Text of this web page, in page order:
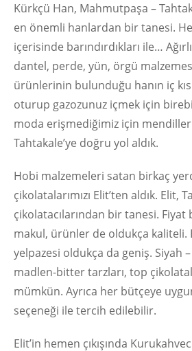
Kürkçü Han, Mahmutpaşa –
en önemli hanlardan bir tanesi.
içerisinde barındırdıkları ile…
dantel, perde, yün, örgü
ürünlerinin bulunduğu hanın iç
oturup gazozunuz içmek için
moda erişmediğimiz için
Tahtakale’ye doğru yol aldık.
Hobi malzemeleri satan birkaç
çikolatalarımızı Elit’ten aldık. Elit,
çikolatacılarından bir tanesi. Fiyat
makul, ürünler de oldukça kaliteli.
yelpazesi oldukça da geniş. Siyah
madlen-bitter tarzları, top
mümkün. Ayrıca her bütçeye
seçeneği ile tercih edilebilir.
Elit’in hemen çıkışında